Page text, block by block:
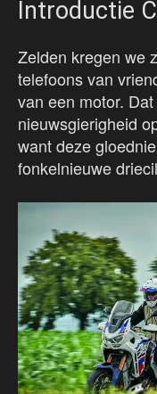
Introductie
Zelden kregen we
telefoons van
van een motor.
nieuwsgierigheid
want deze
fonkelnieuwe